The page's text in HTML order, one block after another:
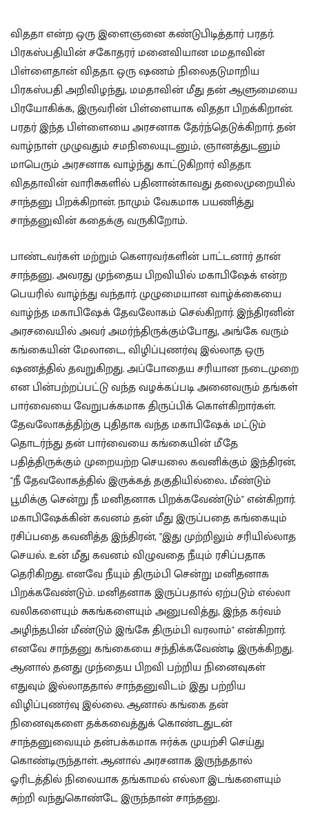
விததா என்ற ஒரு இளைஞனை கண்டுபிடித்தார் பரதர்‌.
பிரகஸ்பதியின் சகோதரர் மனைவியான மமதாவின்
பிள்ளைதான்‌ விததா‌. ஒரு ஷணம் நிலைதடுமாறிய
பிரகஸ்பதி அறிவிழந்து, மமதாவின் மீது தன் ஆளுமையை
பிரயோகிக்க, இருவரின் பிள்ளையாக விததா பிறக்கிறான்.
பரதர் இந்த பிள்ளையை அரசனாக தேர்ந்தெடுக்கிறார். தன்
வாழ்நாள் முழுவதும் சமநிலையுடனும், ஞானத்துடனும்
மாபெரும் அரசனாக வாழ்ந்து காட்டுகிறார் விததா.
விததாவின் வாரிசுகளில் ‌பதினான்காவது‌ தலைமுறையில்
சாந்தனு பிறக்கிறான். நாமும் வேகமாக பயணித்து
சாந்தனுவின் கதைக்கு வருகி்றோம்.
பாண்டவர்கள் மற்றும் கௌரவர்களின் பாட்டனார் தான்
சாந்தனு. அவரது முந்தைய பிறவியில் மகாபிஷேக் என்ற
பெயரில் வாழ்ந்து வந்தார். முழுமையான வாழ்க்கையை
வாழ்ந்த மகாபிஷேக் தேவலோகம் செல்கிறார். இந்திரனின்
அரசவையில் அவர் அமர்ந்திருக்கும்போது, அங்கே வரும்
கங்கையின் மேலாடை, விழிப்புணர்வு இல்லாத ஒரு
ஷணத்தில் தவறுகிறது. அப்போதைய சரியான நடைமுறை
என பின்பற்றப்பட்டு வந்த வழக்கப்படி அனைவரும் தங்கள்
பார்வையை வேறுபக்கமாக திருப்பிக் கொள்கிறார்கள்.
தேவலோகத்திற்கு புதிதாக வந்த மகாபிஷேக் மட்டும்
தொடர்ந்து தன் பார்வையை கங்கையின் மீதே
பதித்திருக்கும் முறையற்ற செயலை கவனிக்கும் இந்திரன்,
"நீ தேவலோகத்தில் இருக்கத் தகுதியில்லை.. மீண்டும்
பூமிக்கு சென்று நீ மனிதனாக பிறக்கவேண்டும்" என்கிறார்.
மகாபிஷேக்கின் கவனம் தன் மீது இருப்பதை‌ கங்கையும்
ரசிப்பதை கவனித்த இந்திரன், "இது முற்றிலும் ‌சரியில்லாத
செயல். உன் மீது கவனம் விழுவதை நீயும் ரசிப்பதாக
தெரிகிறது. எனவே நீயும் திரும்பி சென்று மனிதனாக
பிறக்கவேண்டும். மனிதனாக இருப்பதால் ஏற்படும் எல்லா
வலிகளையும் சுகங்களையும் அனுபவித்து, இந்த கர்வம்
அழிந்தபின் மீண்டும் இங்கே திரும்பி வரலாம்" என்கிறார்.
எனவே சாந்தனு கங்கையை சந்திக்கவேண்டி இருக்கிறது.
ஆனால் தனது முந்தைய பிறவி பற்றிய நினைவுகள்
எதுவும் இல்லாததால் சாந்தனுவிடம் இது பற்றிய
விழிப்புணர்வு இல்லை. ஆனால் கங்கை தன்
நினைவுகளை தக்கவைத்துக் கொண்டதுடன்
சாந்தனுவையும் தன்பக்கமாக ஈர்க்க முயற்சி செய்து
கொண்டிருந்தாள். ஆனால் அரசனாக இருந்ததால்
ஓரிடத்தில் நிலையாக தங்காமல் எல்லா இடங்களையும்
சுற்றி வந்துகொண்டே இருந்தான் சாந்தனு.